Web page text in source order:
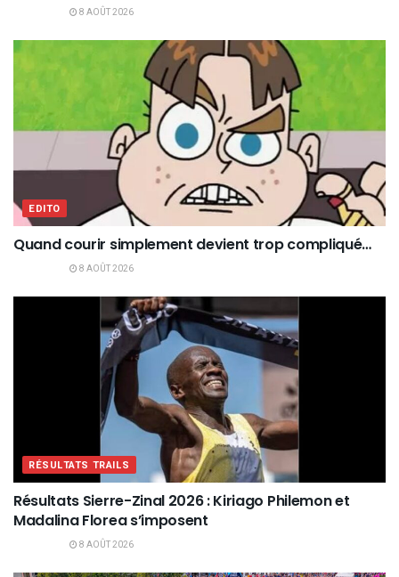
8 AOÛT 2026
EDITO
Quand courir simplement devient trop compliqué…
8 AOÛT 2026
RÉSULTATS TRAILS
Résultats Sierre-Zinal 2026 : Kiriago Philemon et
Madalina Florea s’imposent
8 AOÛT 2026